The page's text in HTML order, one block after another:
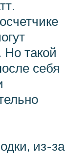
Но такой
себя
из-за